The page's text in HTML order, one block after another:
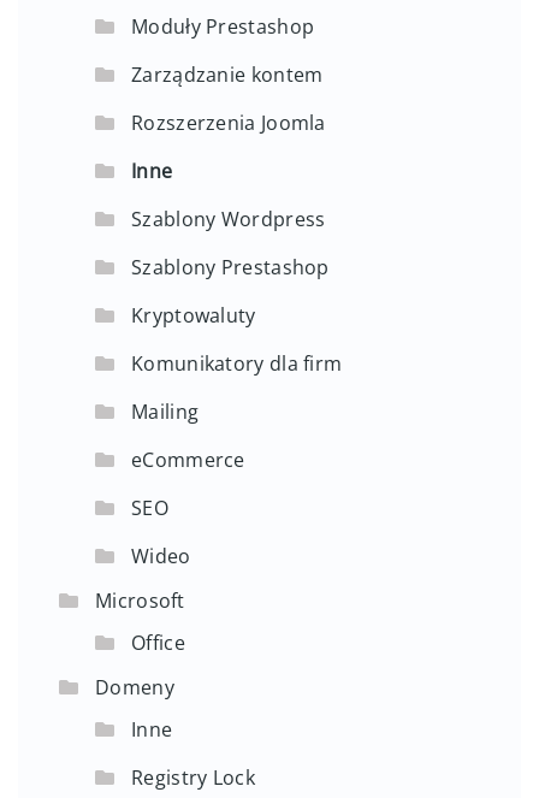
Moduły Prestashop
Zarządzanie kontem
Rozszerzenia Joomla
Inne
Szablony Wordpress
Szablony Prestashop
Kryptowaluty
Komunikatory dla firm
Mailing
eCommerce
SEO
Wideo
Microsoft
Office
Domeny
Inne
Registry Lock